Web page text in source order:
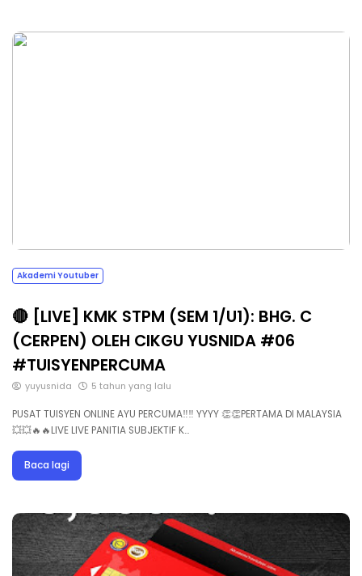
Akademi Youtuber
🔴 [LIVE] KMK STPM (SEM 1/U1): BHG. C
(CERPEN) OLEH CIKGU YUSNIDA #06
#TUISYENPERCUMA
yuyusnida 5 tahun yang lalu
PUSAT TUISYEN ONLINE AYU PERCUMA‼️‼️ YYYY 👏👏PERTAMA DI MALAYSIA
💥💥🔥🔥LIVE LIVE PANITIA SUBJEKTIF K…
Baca lagi